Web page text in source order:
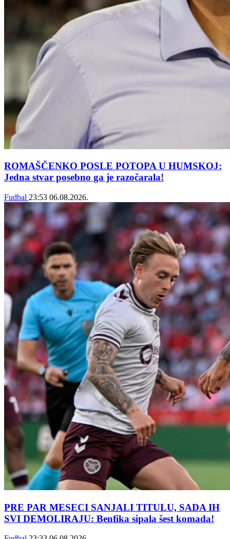
ROMAŠČENKO POSLE POTOPA U HUMSKOJ:
Jedna stvar posebno ga je razočarala!
Fudbal 23:53 06.08.2026.
PRE PAR MESECI SANJALI TITULU, SADA IH
SVI DEMOLIRAJU: Benfika sipala šest komada!